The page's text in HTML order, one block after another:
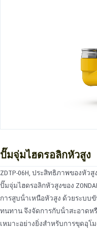
ปั๊มจุ่มไฮดรอลิกหัวสูง
ZDTP-06H, ประสิทธิภาพของหัว
ปั๊มจุ่มไฮดรอลิกหัวสูงของ
การสูบน้ําเหนือหัวสูง ด้วยระบบ
ทนทาน จึงจัดการกับน้ําสะอาดห
เหมาะอย่างยิ่งสําหรับการขุดอุโ